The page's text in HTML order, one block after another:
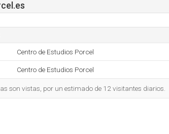
Centro de Estudios Porcel
Centro de Estudios Porcel
son vistas, por un estimado de 12 visitantes diarios.